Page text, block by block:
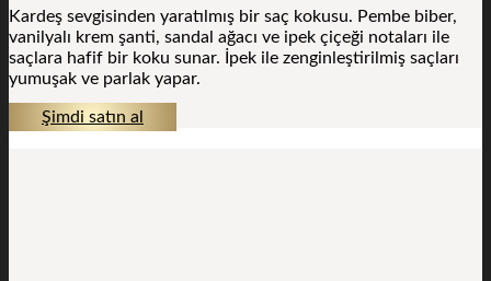
Kardeş sevgisinden yaratılmış bir saç kokusu. Pembe biber,
vanilyalı krem şanti, sandal ağacı ve ipek çiçeği notaları ile
saçlara hafif bir koku sunar. İpek ile zenginleştirilmiş saçları
yumuşak ve parlak yapar.
Şimdi satın al